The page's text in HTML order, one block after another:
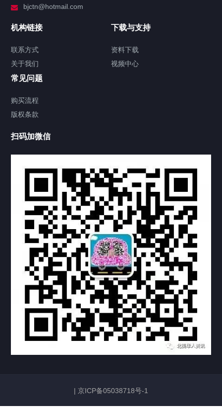
签署类文件海牙认证程序费用
视频中心
上海东方公证处海牙认证
上海黄浦公证处海牙认证
上海临港公证处海牙认证
上海卢湾公证处海牙认证
上海嘉定公证处海牙认证
上海宝山公证处海牙认证
上海奉贤公证处海牙认证
bjctn@hotmail.com
机构链接
联系方式
关于我们
下载与支持
资料下载
视频中心
常见问题
购买流程
版权条款
扫码加微信
| 京ICP备05038718号-1